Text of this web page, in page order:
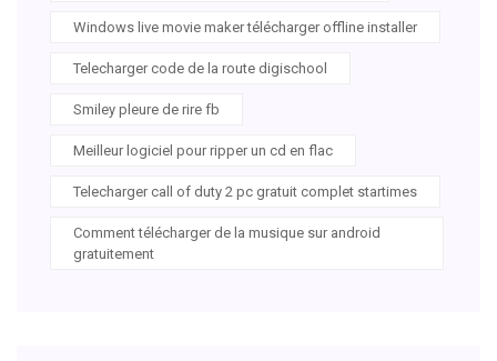
Windows live movie maker télécharger offline installer
Telecharger code de la route digischool
Smiley pleure de rire fb
Meilleur logiciel pour ripper un cd en flac
Telecharger call of duty 2 pc gratuit complet startimes
Comment télécharger de la musique sur android
gratuitement